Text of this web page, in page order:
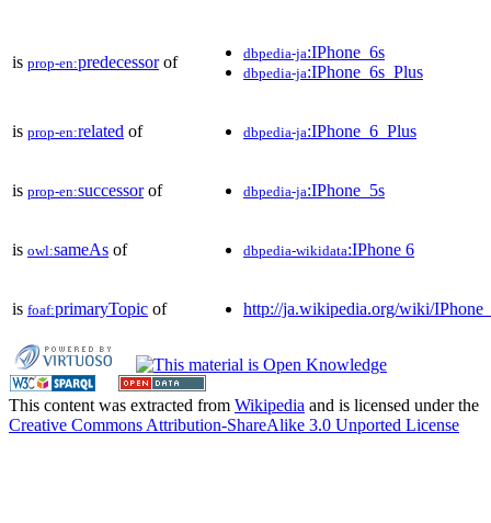
is prop-en:predecessorof dbpedia-ja:IPhone_6s
dbpedia-ja:IPhone_6s_Plus
is prop-en:related of dbpedia-ja:IPhone_6_Plus
is prop-en:successorof dbpedia-ja:IPhone_5s
is owl:sameAs of dbpedia-wikidata:IPhone 6
is foaf:primaryTopic of http://ja.wikipedia.org/wiki/
This content was extracted from Wikipedia and is licensed under the
Creative Commons Attribution-ShareAlike 3.0 Unported License